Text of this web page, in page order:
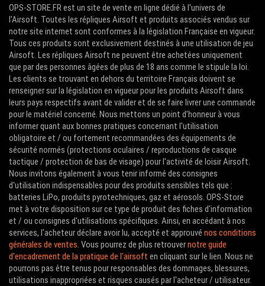
OPS-STORE.FR est un site de vente en ligne dédié à l'univers de
l'Airsoft. Toutes les répliques Airsoft et produits associés vendus sur
notre site internet sont conformes à la législation Française en vigueur.
Tous ces produits sont exclusivement destinés à une utilisation de jeu
Airsoft. Les répliques Airsoft ne peuvent être achetées uniquement
que par des personnes âgées de plus de 18 ans comme le stipule la loi.
Les clients se trouvant en dehors du territoire Français doivent se
renseigner sur la législation en vigueur pour les produits Airsoft dans
leurs pays respectifs avant de valider et de se faire livrer une commande
pour le matériel concerné. Nous mettons un point d'honneur à vous
informer quant aux bonnes pratiques concernant l'utilisation
obligatoire et / ou fortement recommandées des équipements de
sécurité normés (protections oculaires / reproductions de casque
tactique / protection de bas de visage) pour l'activité de loisir Airsoft.
Nous invitons également à vous tenir informé des consignes
d'utilisation indispensables pour des produits sensibles tels que :
batteries LiPo, produits pyrotechniques, gaz et aérosols. OPS-Store
met à votre disposition sur ce type de produit des fiches d'information
et / ou consignes d'utilisations spécifiques. Ainsi, en accédant à nos
services, l'acheteur déclare avoir lu, accepté et approuvé nos conditions
générales de ventes. Vous pourrez de plus retrouvernotre guide
d'encadrement de la pratique de l'airsoft en cliquant sur le lien. Nous ne
pourrons pas être tenus pour responsables des dommages, blessures,
utilisations inappropriées et risques causés par l'acheteur / utilisateur.